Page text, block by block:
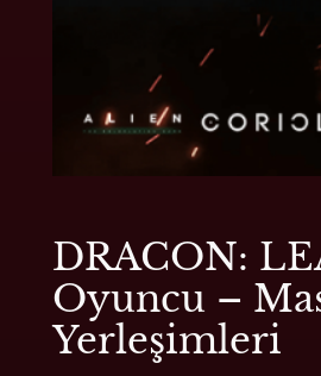
DRACON:
Oyuncu –
Yerleşimleri